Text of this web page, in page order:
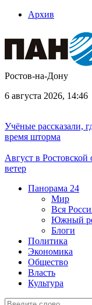
Архив
Ростов-на-Дону
6 августа 2026, 14:46
Учёные рассказали,
время шторма
Август в
ветер
Панорама 24
Мир
Вся
Южный
Блоги
Политика
Экономика
Общество
Власть
Культура